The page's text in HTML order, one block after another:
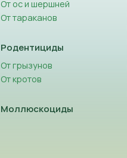
От ос и шершней
От тараканов
Родентициды
От грызунов
От кротов
Моллюскоциды